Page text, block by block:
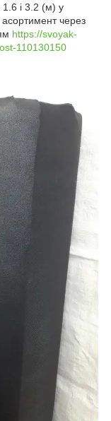
і 3.2 (м) у
через
https://svoyak-
110130150